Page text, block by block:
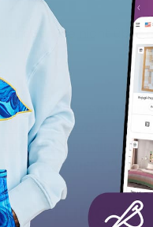
die nicht
Software
Software
/PREMIER+™ 2
- PREMIER+™/